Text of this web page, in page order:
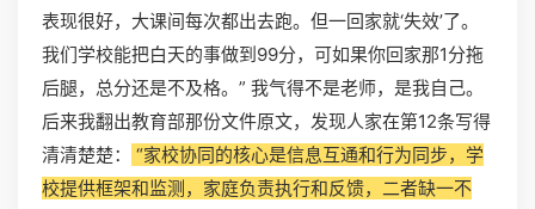
表现很好，大课间每次都出去跑。但一回家就‘失效’了。
我们学校能把白天的事做到99分，可如果你回家那1分拖
后腿，总分还是不及格。” 我气得不是老师，是我自己。
后来我翻出教育部那份文件原文，发现人家在第12条写得
清清楚楚：
“家校协同的核心是信息互通和行为同步，学
校提供框架和监测，家庭负责执行和反馈，二者缺一不